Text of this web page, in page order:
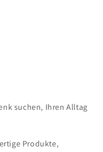
suchen, Ihren Alltag
Produkte,